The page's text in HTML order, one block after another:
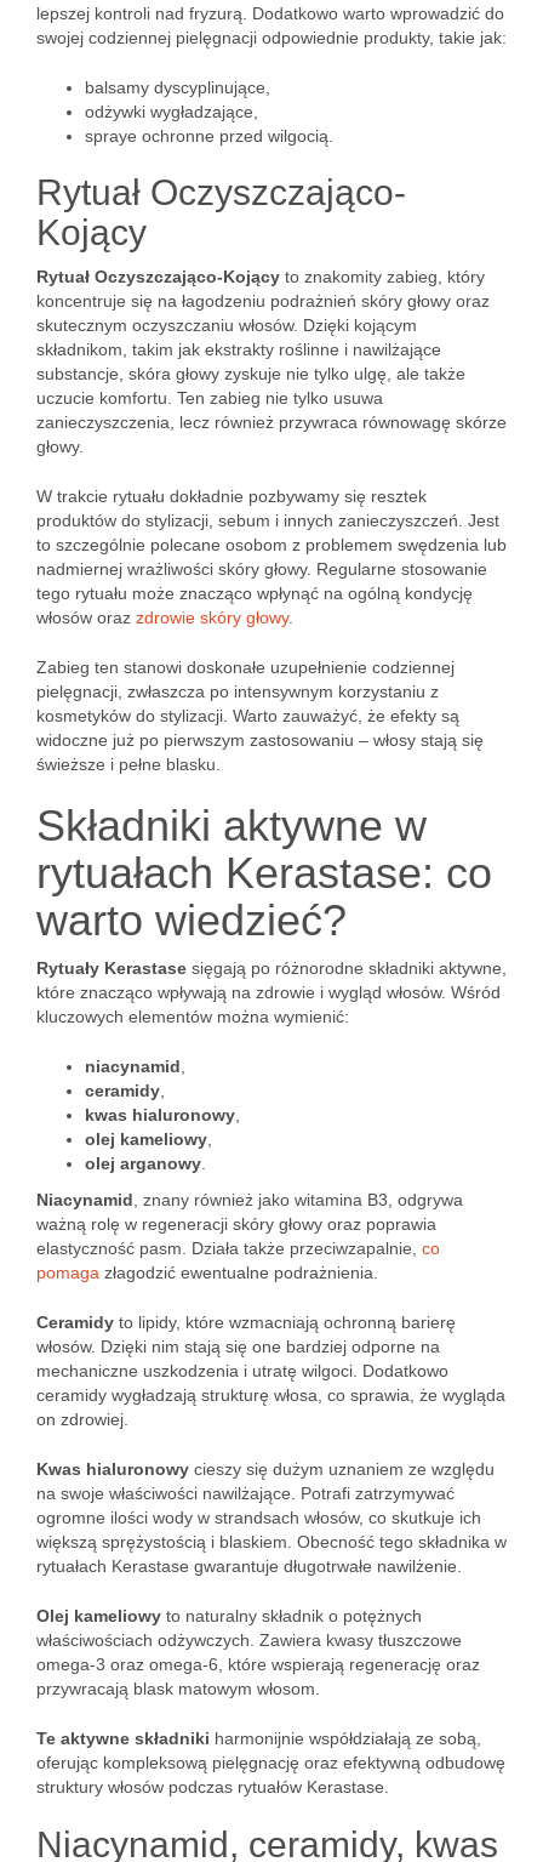
lepszej kontroli nad fryzurą. Dodatkowo warto wprowadzić do
swojej codziennej pielęgnacji odpowiednie produkty, takie jak:
balsamy dyscyplinujące,
odżywki wygładzające,
spraye ochronne przed wilgocią.
Rytuał Oczyszczająco-
Kojący
Rytuał Oczyszczająco-Kojący to znakomity zabieg, który
koncentruje się na łagodzeniu podrażnień skóry głowy oraz
skutecznym oczyszczaniu włosów. Dzięki kojącym
składnikom, takim jak ekstrakty roślinne i nawilżające
substancje, skóra głowy zyskuje nie tylko ulgę, ale także
uczucie komfortu. Ten zabieg nie tylko usuwa
zanieczyszczenia, lecz również przywraca równowagę skórze
głowy.
W trakcie rytuału dokładnie pozbywamy się resztek
produktów do stylizacji, sebum i innych zanieczyszczeń. Jest
to szczególnie polecane osobom z problemem swędzenia lub
nadmiernej wrażliwości skóry głowy. Regularne stosowanie
tego rytuału może znacząco wpłynąć na ogólną kondycję
włosów oraz zdrowie skóry głowy.
Zabieg ten stanowi doskonałe uzupełnienie codziennej
pielęgnacji, zwłaszcza po intensywnym korzystaniu z
kosmetyków do stylizacji. Warto zauważyć, że efekty są
widoczne już po pierwszym zastosowaniu – włosy stają się
świeższe i pełne blasku.
Składniki aktywne w
rytuałach Kerastase: co
warto wiedzieć?
Rytuały Kerastase sięgają po różnorodne składniki aktywne,
które znacząco wpływają na zdrowie i wygląd włosów. Wśród
kluczowych elementów można wymienić:
niacynamid
ceramidy
kwas hialuronowy
olej kameliowy
olej arganowy
Niacynamid , znany również jako witamina B3, odgrywa
ważną rolę w regeneracji skóry głowy oraz poprawia
elastyczność pasm. Działa także przeciwzapalnie, co
pomaga złagodzić ewentualne podrażnienia.
Ceramidy to lipidy, które wzmacniają ochronną barierę
włosów. Dzięki nim stają się one bardziej odporne na
mechaniczne uszkodzenia i utratę wilgoci. Dodatkowo
ceramidy wygładzają strukturę włosa, co sprawia, że wygląda
on zdrowiej.
Kwas hialuronowy cieszy się dużym uznaniem ze względu
na swoje właściwości nawilżające. Potrafi zatrzymywać
ogromne ilości wody w strandsach włosów, co skutkuje ich
większą sprężystością i blaskiem. Obecność tego składnika w
rytuałach Kerastase gwarantuje długotrwałe nawilżenie.
Olej kameliowy to naturalny składnik o potężnych
właściwościach odżywczych. Zawiera kwasy tłuszczowe
omega-3 oraz omega-6, które wspierają regenerację oraz
przywracają blask matowym włosom.
Te aktywne składniki harmonijnie współdziałają ze sobą,
oferując kompleksową pielęgnację oraz efektywną odbudowę
struktury włosów podczas rytuałów Kerastase.
Niacynamid, ceramidy, kwas